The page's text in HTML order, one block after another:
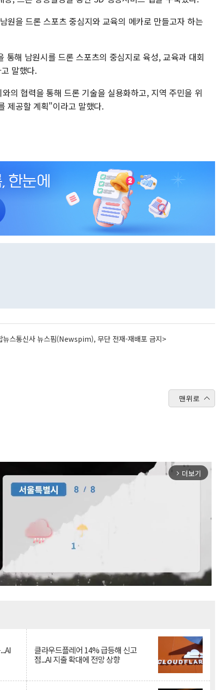
원을 드론 스포츠 중심지와 교육의 메카로 만들고자 하는
해 남원시를 드론 스포츠의 중심지로 육성, 교육과 대회
말했다.
의 협력을 통해 드론 기술을 실용화하고, 지역 주민을 위
제공할 계획"이라고 말했다.
뉴스통신사 뉴스핌(Newspim), 무단 전재-재배포 금지>
맨위로
arrow_forward_ios 더보기
클라우드플레어 14% 급등해 신고
점...AI 지출 확대에 전망 상향